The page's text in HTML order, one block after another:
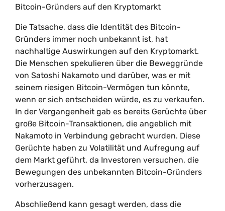
Bitcoin-Gründers auf den Kryptomarkt
Die Tatsache, dass die Identität des Bitcoin-
Gründers immer noch unbekannt ist, hat
nachhaltige Auswirkungen auf den Kryptomarkt.
Die Menschen spekulieren über die Beweggründe
von Satoshi Nakamoto und darüber, was er mit
seinem riesigen Bitcoin-Vermögen tun könnte,
wenn er sich entscheiden würde, es zu verkaufen.
In der Vergangenheit gab es bereits Gerüchte über
große Bitcoin-Transaktionen, die angeblich mit
Nakamoto in Verbindung gebracht wurden. Diese
Gerüchte haben zu Volatilität und Aufregung auf
dem Markt geführt, da Investoren versuchen, die
Bewegungen des unbekannten Bitcoin-Gründers
vorherzusagen.
Abschließend kann gesagt werden, dass die